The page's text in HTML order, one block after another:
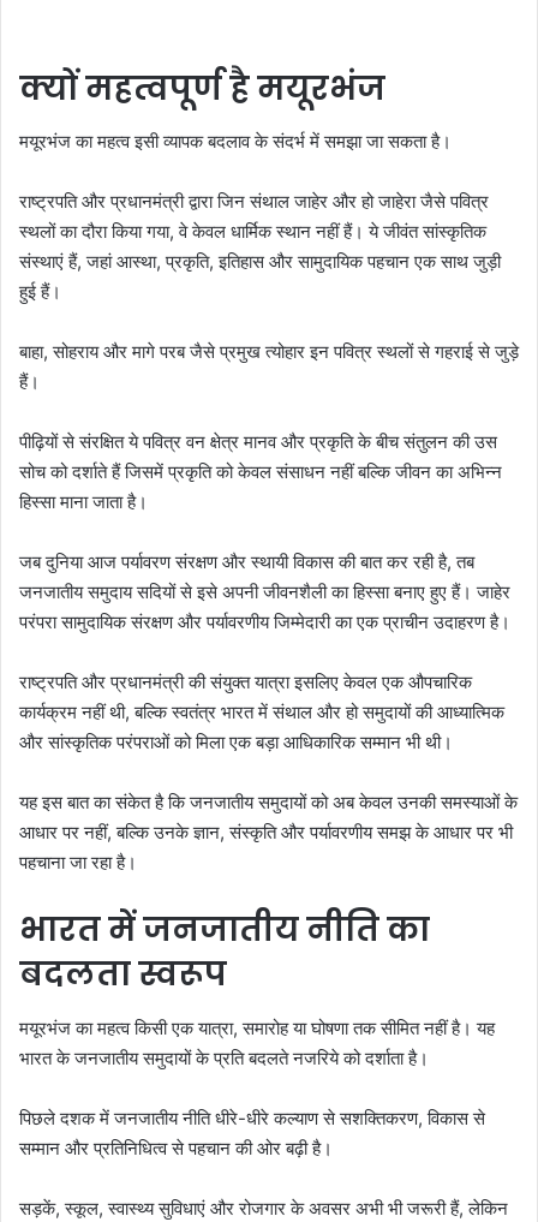
क्यों महत्वपूर्ण है मयूरभंज
मयूरभंज का महत्व इसी व्यापक बदलाव के संदर्भ में समझा जा सकता है।
राष्ट्रपति और प्रधानमंत्री द्वारा जिन संथाल जाहेर और हो जाहेरा जैसे पवित्र
स्थलों का दौरा किया गया, वे केवल धार्मिक स्थान नहीं हैं। ये जीवंत सांस्कृतिक
संस्थाएं हैं, जहां आस्था, प्रकृति, इतिहास और सामुदायिक पहचान एक साथ जुड़ी
हुई हैं।
बाहा, सोहराय और मागे परब जैसे प्रमुख त्योहार इन पवित्र स्थलों से गहराई से जुड़े
हैं।
पीढ़ियों से संरक्षित ये पवित्र वन क्षेत्र मानव और प्रकृति के बीच संतुलन की उस
सोच को दर्शाते हैं जिसमें प्रकृति को केवल संसाधन नहीं बल्कि जीवन का अभिन्न
हिस्सा माना जाता है।
जब दुनिया आज पर्यावरण संरक्षण और स्थायी विकास की बात कर रही है, तब
जनजातीय समुदाय सदियों से इसे अपनी जीवनशैली का हिस्सा बनाए हुए हैं। जाहेर
परंपरा सामुदायिक संरक्षण और पर्यावरणीय जिम्मेदारी का एक प्राचीन उदाहरण है।
राष्ट्रपति और प्रधानमंत्री की संयुक्त यात्रा इसलिए केवल एक औपचारिक
कार्यक्रम नहीं थी, बल्कि स्वतंत्र भारत में संथाल और हो समुदायों की आध्यात्मिक
और सांस्कृतिक परंपराओं को मिला एक बड़ा आधिकारिक सम्मान भी थी।
यह इस बात का संकेत है कि जनजातीय समुदायों को अब केवल उनकी समस्याओं के
आधार पर नहीं, बल्कि उनके ज्ञान, संस्कृति और पर्यावरणीय समझ के आधार पर भी
पहचाना जा रहा है।
भारत में जनजातीय नीति का
बदलता स्वरूप
मयूरभंज का महत्व किसी एक यात्रा, समारोह या घोषणा तक सीमित नहीं है। यह
भारत के जनजातीय समुदायों के प्रति बदलते नजरिये को दर्शाता है।
पिछले दशक में जनजातीय नीति धीरे-धीरे कल्याण से सशक्तिकरण, विकास से
सम्मान और प्रतिनिधित्व से पहचान की ओर बढ़ी है।
सड़कें, स्कूल, स्वास्थ्य सुविधाएं और रोजगार के अवसर अभी भी जरूरी हैं, लेकिन